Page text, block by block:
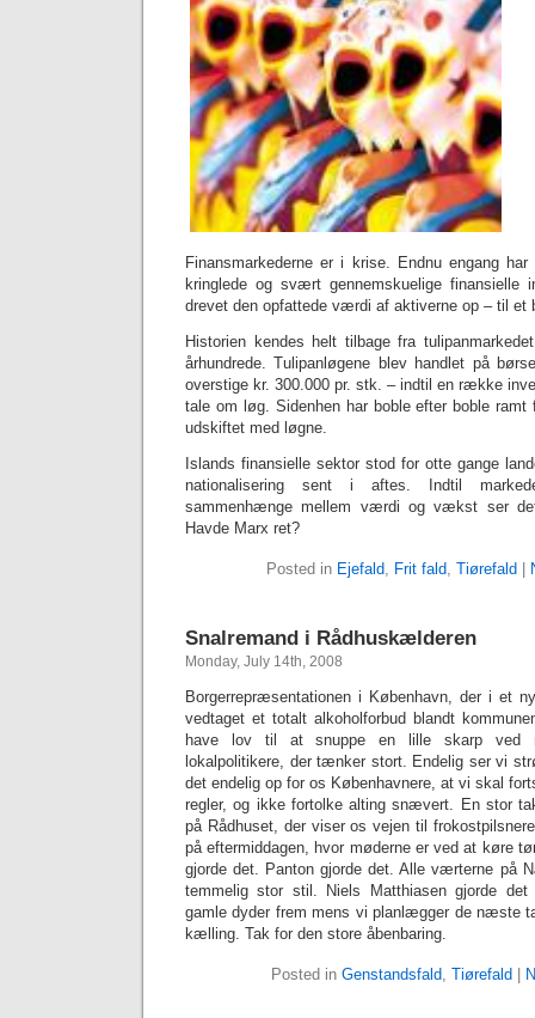
Finansmarkederne er i krise. Endnu engang
kringlede og svært gennemskuelige finansielle
drevet den opfattede værdi af aktiverne op – til et
Historien kendes helt tilbage fra
århundrede. Tulipanløgene blev handlet på
overstige kr. 300.000 pr. stk. – indtil en række
tale om løg. Sidenhen har boble efter boble ramt
udskiftet med løgne.
Islands finansielle sektor stod for otte gange
nationalisering sent i aftes. Indtil
sammenhænge mellem værdi og vækst ser
Havde Marx ret?
Posted in Ejefald, Frit fald, Tiørefald
Snalremand i Rådhuskælderen
Monday, July 14th, 2008
Borgerrepræsentationen i København, der i et
vedtaget et totalt alkoholforbud blandt
have lov til at snuppe en lille skarp ved
lokalpolitikere, der tænker stort. Endelig ser vi
det endelig op for os Københavnere, at vi skal
regler, og ikke fortolke alting snævert. En stor
på Rådhuset, der viser os vejen til
på eftermiddagen, hvor møderne er ved at køre
gjorde det. Panton gjorde det. Alle værterne på
temmelig stor stil. Niels Matthiasen gjorde
gamle dyder frem mens vi planlægger de næste
kælling. Tak for den store åbenbaring.
Posted in Genstandsfald, Tiørefald